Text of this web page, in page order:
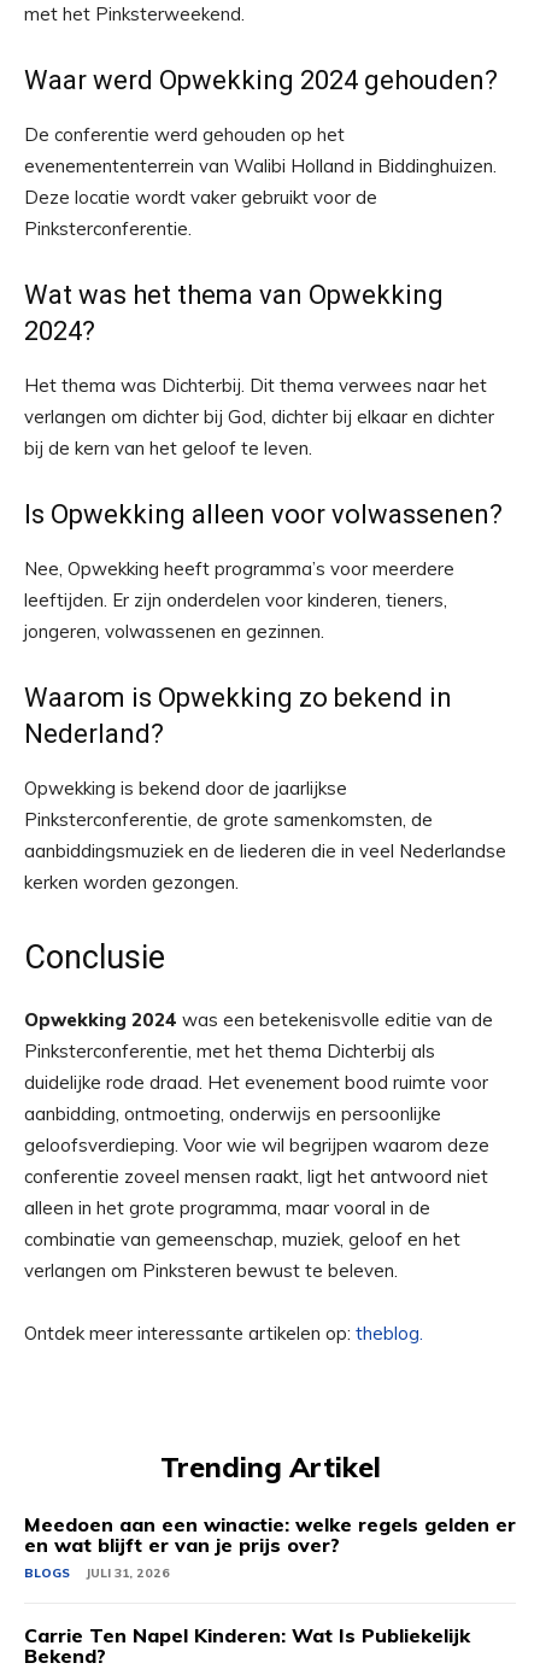
met het Pinksterweekend.
Waar werd Opwekking 2024 gehouden?
De conferentie werd gehouden op het
evenemententerrein van Walibi Holland in Biddinghuizen.
Deze locatie wordt vaker gebruikt voor de
Pinksterconferentie.
Wat was het thema van Opwekking
2024?
Het thema was Dichterbij. Dit thema verwees naar het
verlangen om dichter bij God, dichter bij elkaar en dichter
bij de kern van het geloof te leven.
Is Opwekking alleen voor volwassenen?
Nee, Opwekking heeft programma’s voor meerdere
leeftijden. Er zijn onderdelen voor kinderen, tieners,
jongeren, volwassenen en gezinnen.
Waarom is Opwekking zo bekend in
Nederland?
Opwekking is bekend door de jaarlijkse
Pinksterconferentie, de grote samenkomsten, de
aanbiddingsmuziek en de liederen die in veel Nederlandse
kerken worden gezongen.
Conclusie
Opwekking 2024 was een betekenisvolle editie van de
Pinksterconferentie, met het thema Dichterbij als
duidelijke rode draad. Het evenement bood ruimte voor
aanbidding, ontmoeting, onderwijs en persoonlijke
geloofsverdieping. Voor wie wil begrijpen waarom deze
conferentie zoveel mensen raakt, ligt het antwoord niet
alleen in het grote programma, maar vooral in de
combinatie van gemeenschap, muziek, geloof en het
verlangen om Pinksteren bewust te beleven.
Ontdek meer interessante artikelen op: theblog.
Trending Artikel
Meedoen aan een winactie: welke regels gelden er
en wat blijft er van je prijs over?
BLOGS JULI 31, 2026
Carrie Ten Napel Kinderen: Wat Is Publiekelijk
Bekend?